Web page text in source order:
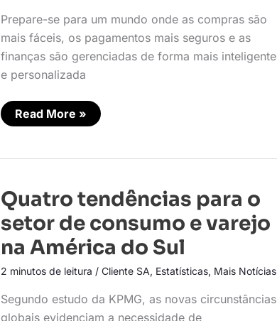
Prepare-se para um mundo onde as compras são
mais fáceis, os pagamentos mais seguros e as
finanças são gerenciadas de forma mais inteligente
e personalizada
sua
vida
financeira
Read More »
Quatro tendências para o
setor de consumo e varejo
na América do Sul
2 minutos de leitura / Cliente SA, Estatísticas, Mais Notícias
Segundo estudo da KPMG, as novas circunstâncias
globais evidenciam a necessidade de
Quatro
tendências
para
o
setor
de
e
na
América
do